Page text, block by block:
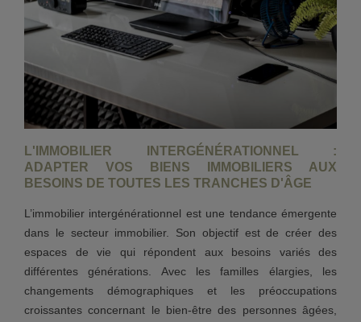
L'IMMOBILIER INTERGÉNÉRATIONNEL :
ADAPTER VOS BIENS IMMOBILIERS AUX
BESOINS DE TOUTES LES TRANCHES D'ÂGE
L’immobilier intergénérationnel est une tendance émergente
dans le secteur immobilier. Son objectif est de créer des
espaces de vie qui répondent aux besoins variés des
différentes générations. Avec les familles élargies, les
changements démographiques et les préoccupations
croissantes concernant le bien-être des personnes âgées,